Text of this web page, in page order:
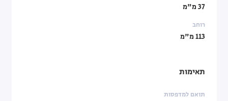
37 מ"מ
רוחב
113 מ"מ
תאימות
תואם למדפסות